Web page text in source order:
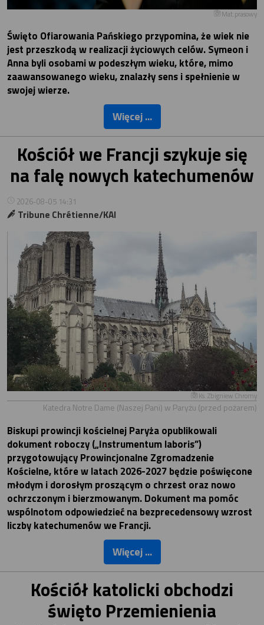
Mat.prasowy
Święto Ofiarowania Pańskiego przypomina, że wiek nie
jest przeszkodą w realizacji życiowych celów. Symeon i
Anna byli osobami w podeszłym wieku, które, mimo
zaawansowanego wieku, znalazły sens i spełnienie w
swojej wierze.
Więcej ...
Kościół we Francji szykuje się
na falę nowych katechumenów
2026-08-05 14:31
Tribune Chrétienne/KAI
Ks. Zbigniew Chromy
Katedra Notre Dame (Naszej Pani) w Paryżu (przed pożarem)
Biskupi prowincji kościelnej Paryża opublikowali
dokument roboczy („Instrumentum laboris”)
przygotowujący Prowincjonalne Zgromadzenie
Kościelne, które w latach 2026-2027 będzie poświęcone
młodym i dorosłym proszącym o chrzest oraz nowo
ochrzczonym i bierzmowanym. Dokument ma pomóc
wspólnotom odpowiedzieć na bezprecedensowy wzrost
liczby katechumenów we Francji.
Więcej ...
Kościół katolicki obchodzi
święto Przemienienia